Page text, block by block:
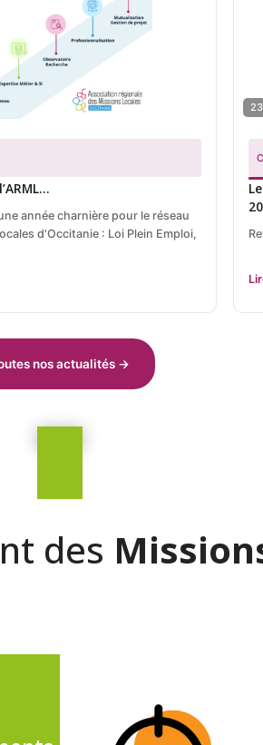
année charnière pour le réseau
d'Occitanie : Loi Plein Emploi,
nos actualités →
des